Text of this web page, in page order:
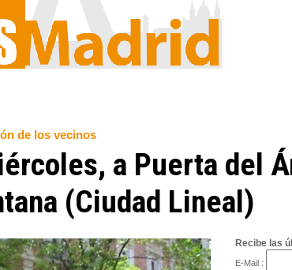
de los vecinos
a Puerta del
(Ciudad Lineal)
Recibe las
E-Mail :